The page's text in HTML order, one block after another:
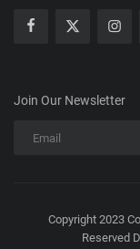
Join Our Newsletter
Copyright 2023
Reserved